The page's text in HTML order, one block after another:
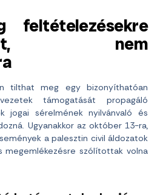
feltételezésekre
nem
tilthat meg egy bizonyíthatóan
támogatását propagáló
jogai sérelmének nyilvánvaló és
Ugyanakkor az október 13-ra,
a palesztin civil áldozatok
megemlékezésre szólítottak volna